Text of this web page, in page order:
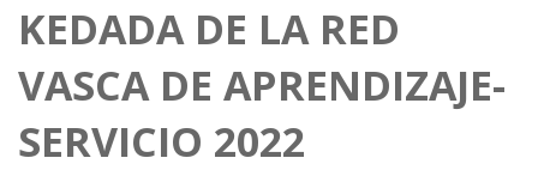
KEDADA DE LA RED
VASCA DE APRENDIZAJE-
SERVICIO 2022